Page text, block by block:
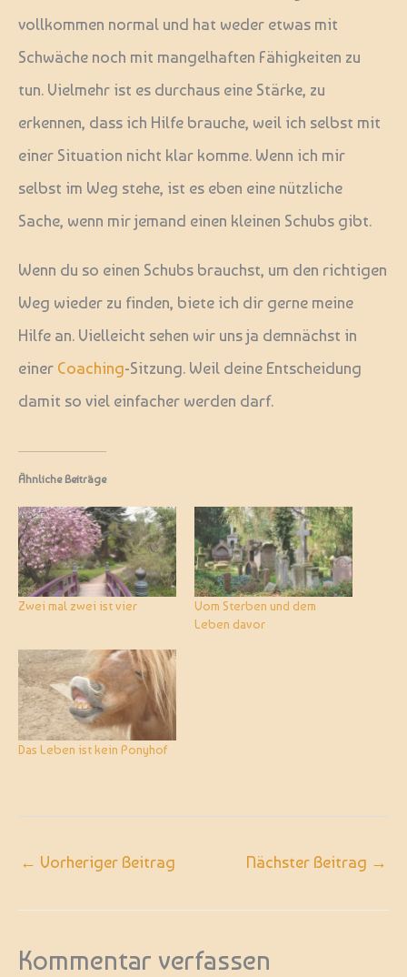
vollkommen normal und hat weder etwas mit
Schwäche noch mit mangelhaften Fähigkeiten zu
tun. Vielmehr ist es durchaus eine Stärke, zu
erkennen, dass ich Hilfe brauche, weil ich selbst mit
einer Situation nicht klar komme. Wenn ich mir
selbst im Weg stehe, ist es eben eine nützliche
Sache, wenn mir jemand einen kleinen Schubs gibt.
Wenn du so einen Schubs brauchst, um den richtigen
Weg wieder zu finden, biete ich dir gerne meine
Hilfe an. Vielleicht sehen wir uns ja demnächst in
einer Coaching-Sitzung. Weil deine Entscheidung
damit so viel einfacher werden darf.
Ähnliche Beiträge
Zwei mal zwei ist vier
Vom Sterben und dem
Leben davor
Das Leben ist kein Ponyhof
← Vorheriger Beitrag Nächster Beitrag →
Kommentar verfassen